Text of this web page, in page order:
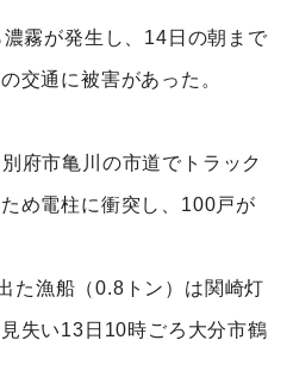
霧が発生し、14日の朝まで
交通に被害があった。
府市亀川の市道でトラック
め電柱に衝突し、100戸が
た漁船（0.8トン）は関崎灯
失い13日10時ごろ大分市鶴